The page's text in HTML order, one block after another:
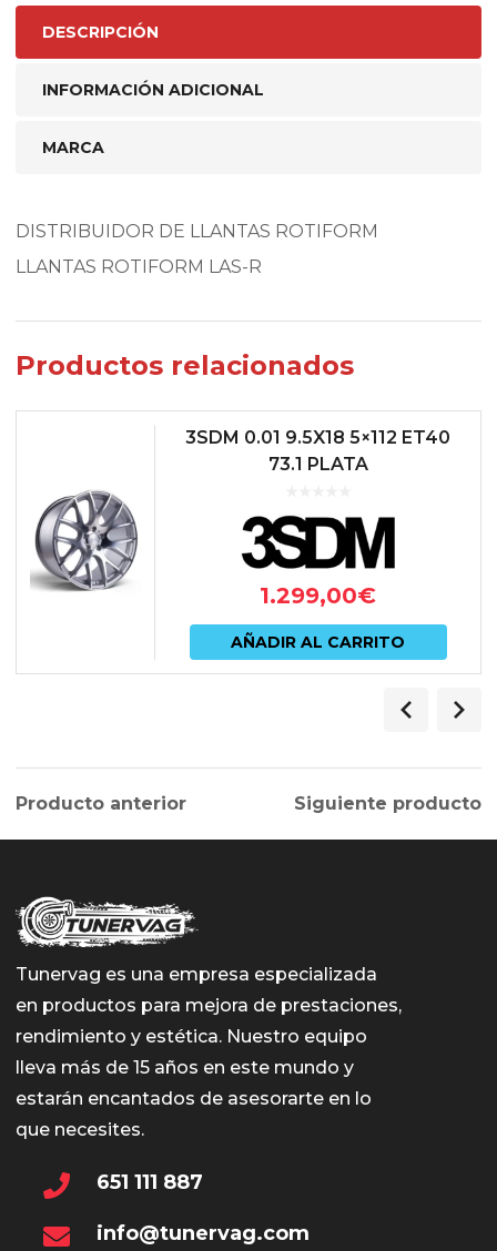
DESCRIPCIÓN
INFORMACIÓN ADICIONAL
MARCA
DISTRIBUIDOR DE LLANTAS ROTIFORM
LLANTAS ROTIFORM LAS-R
Productos relacionados
3SDM 0.01 9.5X18 5×112 ET40
73.1 PLATA
1.299,00€
AÑADIR AL CARRITO
Producto anterior Siguiente producto
Tunervag es una empresa especializada
en productos para mejora de prestaciones,
rendimiento y estética. Nuestro equipo
lleva más de 15 años en este mundo y
estarán encantados de asesorarte en lo
que necesites.
651 111 887
info@tunervag.com